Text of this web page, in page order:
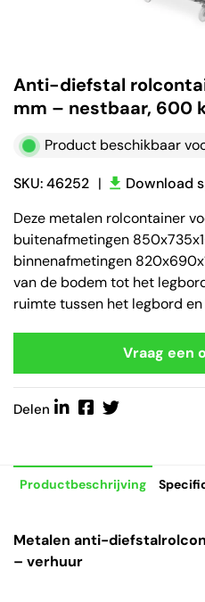
Anti-diefstal
mm – nestbaar, 600
Product beschikbaar
SKU: 46252 |
Download
Deze metalen rolcontainer
buitenafmetingen
binnenafmetingen
van de bodem tot het
ruimte tussen het legbord
Vraag een
Delen
Productbeschrijving
Metalen anti-
– verhuur